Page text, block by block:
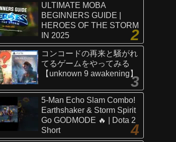
ULTIMATE MOBA
BEGINNERS GUIDE |
HEROES OF THE STORM
IN 2025
コンコードの再来と騒がれ
てるゲームをやってみる
【unknown 9 awakening】
5-Man Echo Slam Combo!
Earthshaker & Storm Spirit
Go GODMODE 🔥 | Dota 2
Short